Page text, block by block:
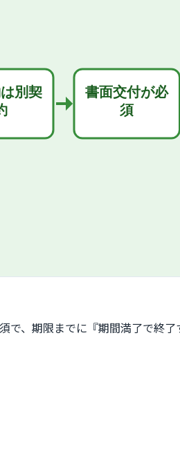
で、期限までに『期間満了で終